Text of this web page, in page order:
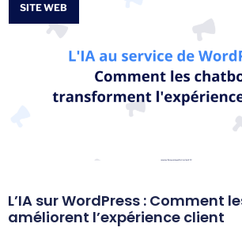
SITE WEB
L’IA sur WordPress : Comment
améliorent l’expérience client